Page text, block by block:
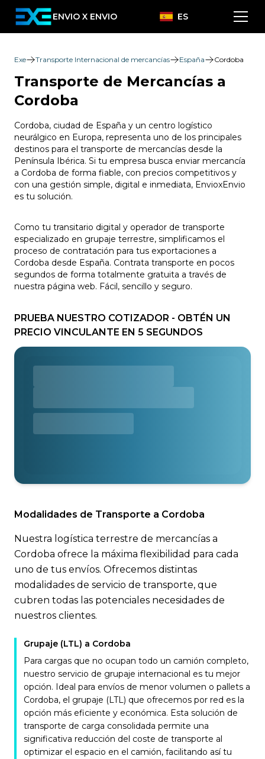
ENVIO X ENVIO ES
Exe Transporte Internacional de mercancías España Cordoba
Transporte de Mercancías a
Cordoba
Cordoba, ciudad de España y un centro logístico
neurálgico en Europa, representa uno de los principales
destinos para el transporte de mercancías desde la
Península Ibérica. Si tu empresa busca enviar mercancía
a Cordoba de forma fiable, con precios competitivos y
con una gestión simple, digital e inmediata, EnvioxEnvio
es tu solución.
Como tu transitario digital y operador de transporte
especializado en grupaje terrestre, simplificamos el
proceso de contratación para tus exportaciones a
Cordoba desde España. Contrata transporte en pocos
segundos de forma totalmente gratuita a través de
nuestra página web. Fácil, sencillo y seguro.
PRUEBA NUESTRO COTIZADOR - OBTÉN UN
PRECIO VINCULANTE EN 5 SEGUNDOS
Modalidades de Transporte a Cordoba
Nuestra logística terrestre de mercancías a
Cordoba ofrece la máxima flexibilidad para cada
uno de tus envíos. Ofrecemos distintas
modalidades de servicio de transporte, que
cubren todas las potenciales necesidades de
nuestros clientes.
Grupaje (LTL) a Cordoba
Para cargas que no ocupan todo un camión completo,
nuestro servicio de grupaje internacional es tu mejor
opción. Ideal para envíos de menor volumen o pallets a
Cordoba, el grupaje (LTL) que ofrecemos por red es la
opción más eficiente y económica. Esta solución de
transporte de carga consolidada permite una
significativa reducción del coste de transporte al
optimizar el espacio en el camión, facilitando así tu